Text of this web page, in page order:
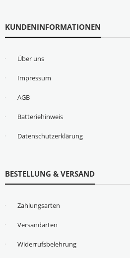
KUNDENINFORMATIONEN
Über uns
Impressum
AGB
Batteriehinweis
Datenschutzerklärung
BESTELLUNG & VERSAND
Zahlungsarten
Versandarten
Widerrufsbelehrung